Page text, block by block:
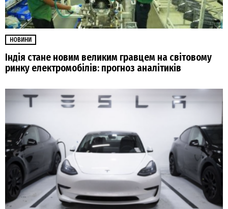
НОВИНИ
Індія стане новим великим гравцем на світовому
ринку електромобілів: прогноз аналітиків